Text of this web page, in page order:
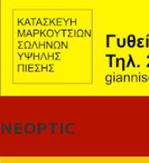
NEOPTIC